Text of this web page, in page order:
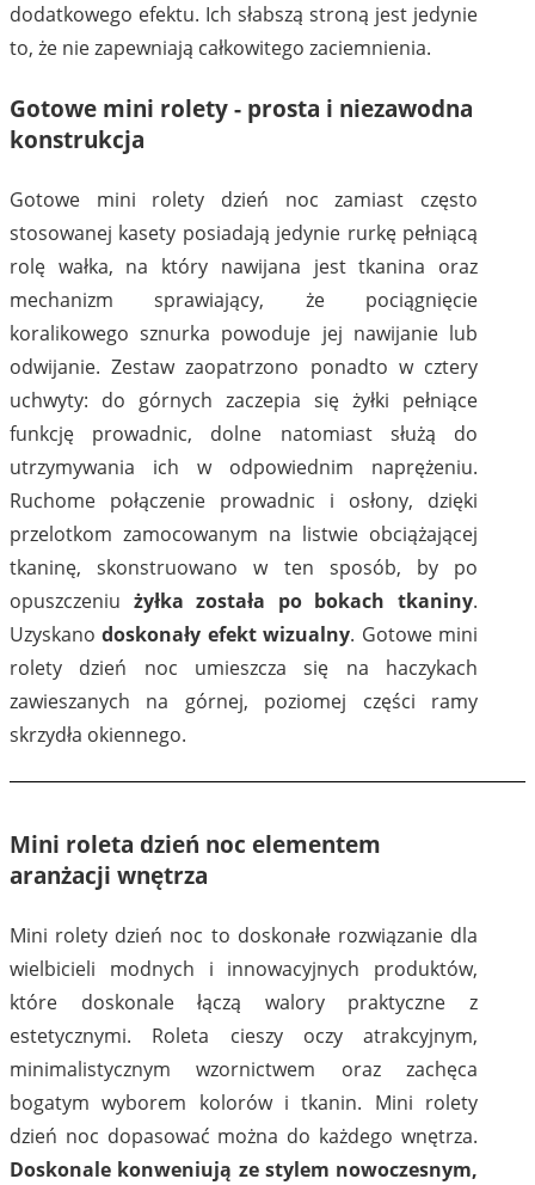
dodatkowego efektu. Ich słabszą stroną jest jedynie
to, że nie zapewniają całkowitego zaciemnienia.
Gotowe mini rolety - prosta i niezawodna
konstrukcja
Gotowe mini rolety dzień noc zamiast często
stosowanej kasety posiadają jedynie rurkę pełniącą
rolę wałka, na który nawijana jest tkanina oraz
mechanizm sprawiający, że pociągnięcie
koralikowego sznurka powoduje jej nawijanie lub
odwijanie. Zestaw zaopatrzono ponadto w cztery
uchwyty: do górnych zaczepia się żyłki pełniące
funkcję prowadnic, dolne natomiast służą do
utrzymywania ich w odpowiednim naprężeniu.
Ruchome połączenie prowadnic i osłony, dzięki
przelotkom zamocowanym na listwie obciążającej
tkaninę, skonstruowano w ten sposób, by po
opuszczeniu żyłka została po bokach tkaniny.
Uzyskanodoskonały efekt wizualny. Gotowe mini
rolety dzień noc umieszcza się na haczykach
zawieszanych na górnej, poziomej części ramy
skrzydła okiennego.
Mini roleta dzień noc elementem
aranżacji wnętrza
Mini rolety dzień noc to doskonałe rozwiązanie dla
wielbicieli modnych i innowacyjnych produktów,
które doskonale łączą walory praktyczne z
estetycznymi. Roleta cieszy oczy atrakcyjnym,
minimalistycznym wzornictwem oraz zachęca
bogatym wyborem kolorów i tkanin. Mini rolety
dzień noc dopasować można do każdego wnętrza.
Doskonale konweniują ze stylem nowoczesnym,